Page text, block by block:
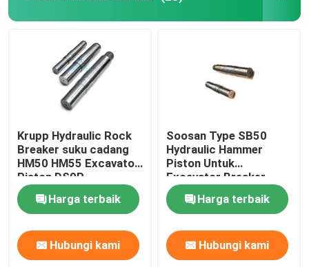
Krupp Hydraulic Rock
Breaker suku cadang
HM50 HM55 Excavator
Piston DS9P
Harga terbaik
Hubungi kami
Soosan Type SB50
Hydraulic Hammer
Piston Untuk
Excavator Breaker
DS9P
Harga terbaik
Hubungi kami